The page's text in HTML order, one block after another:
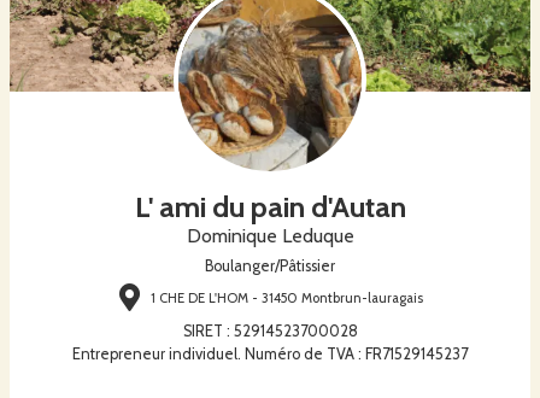
L' ami du pain d'Autan
Dominique Leduque
Boulanger/Pâtissier
1 CHE DE L'HOM - 31450 Montbrun-lauragais
SIRET : 52914523700028
Entrepreneur individuel. Numéro de TVA : FR71529145237